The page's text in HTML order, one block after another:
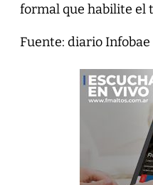
formal que habilite el
Fuente: diario Infobae